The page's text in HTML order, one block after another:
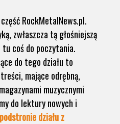
RockMetalNews.pl.
zwłaszcza tą głośniejszą
tu coś do poczytania.
do tego działu to
mające odrębną,
muzycznymi
do lektury nowych i
działu z